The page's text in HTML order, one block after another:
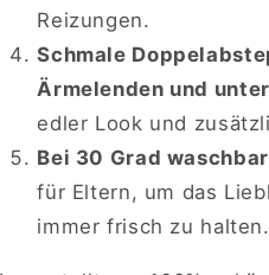
Reizungen.
Schmale
Ärmelenden und
edler Look und
Bei 30 Grad
für Eltern, um das
immer frisch zu halten.